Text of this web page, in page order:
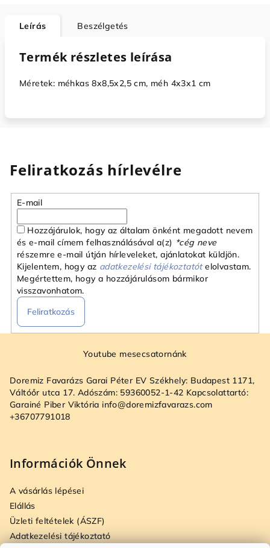
Leírás Beszélgetés
Termék részletes leírása
Méretek: méhkas 8x8,5x2,5 cm, méh 4x3x1 cm
Feliratkozás hírlevélre
E-mail
Hozzájárulok, hogy az általam önként megadott nevem
és e-mail címem felhasználásával a(z) *cég neve
részemre e-mail útján hírleveleket, ajánlatokat küldjön.
Kijelentem, hogy az adatkezelési tájékoztatót elolvastam.
Megértettem, hogy a hozzájárulásom bármikor
visszavonhatom.
Feliratkozás
Youtube mesecsatornánk
Doremiz Favarázs Garai Péter EV Székhely: Budapest 1171,
Váltóőr utca 17. Adószám: 59360052-1-42 Kapcsolattartó:
Garainé Piber Viktória info@doremizfavarazs.com
+36707791018
Információk Önnek
A vásárlás lépései
Elállás
Üzleti feltételek (ÁSZF)
Adatkezelési tájékoztató